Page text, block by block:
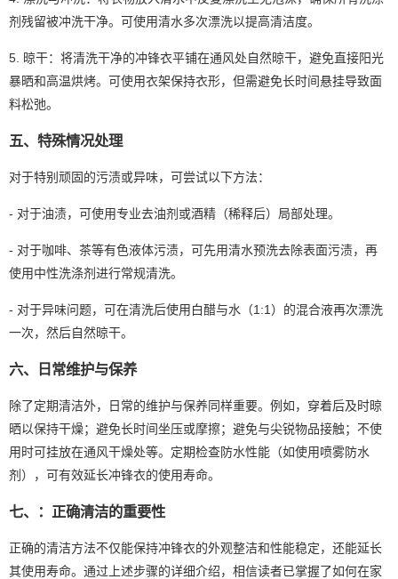
剂残留被冲洗干净。可使用清水多次漂洗以提高清洁度。
5. 晾干：将清洗干净的冲锋衣平铺在通风处自然晾干，避免直接阳光
暴晒和高温烘烤。可使用衣架保持衣形，但需避免长时间悬挂导致面
料松弛。
五、特殊情况处理
对于特别顽固的污渍或异味，可尝试以下方法：
- 对于油渍，可使用专业去油剂或酒精（稀释后）局部处理。
- 对于咖啡、茶等有色液体污渍，可先用清水预洗去除表面污渍，再
使用中性洗涤剂进行常规清洗。
- 对于异味问题，可在清洗后使用白醋与水（1:1）的混合液再次漂洗
一次，然后自然晾干。
六、日常维护与保养
除了定期清洁外，日常的维护与保养同样重要。例如，穿着后及时晾
晒以保持干燥；避免长时间坐压或摩擦；避免与尖锐物品接触；不使
用时可挂放在通风干燥处等。定期检查防水性能（如使用喷雾防水
剂），可有效延长冲锋衣的使用寿命。
七、：正确清洁的重要性
正确的清洁方法不仅能保持冲锋衣的外观整洁和性能稳定，还能延长
其使用寿命。通过上述步骤的详细介绍，相信读者已掌握了如何在家